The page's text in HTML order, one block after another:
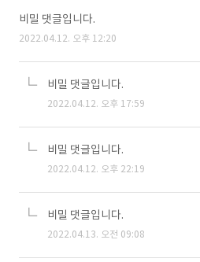
비밀 댓글입니다.
2022.04.12. 오후 12:20
비밀 댓글입니다.
2022.04.12. 오후 17:59
비밀 댓글입니다.
2022.04.12. 오후 22:19
비밀 댓글입니다.
2022.04.13. 오전 09:08